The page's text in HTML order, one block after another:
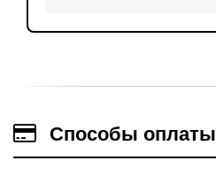
Способы оплаты